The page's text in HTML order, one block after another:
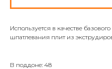
Используется в качестве
шпатлевания плит из
В поддоне: 48